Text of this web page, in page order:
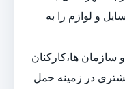
و لوازم را به
ها،کارکنان
در زمینه حمل